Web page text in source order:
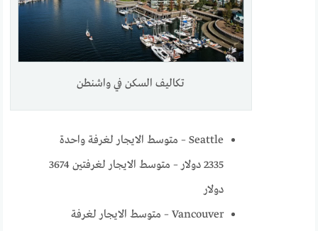
تكاليف السكن في واشنطن
Seattle – متوسط الايجار لغرفة واحدة
2335 دولار – متوسط الايجار لغرفتين 3674
دولار
Vancouver – متوسط الايجار لغرفة